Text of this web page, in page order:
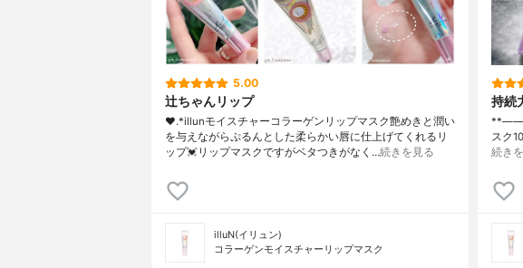
5.00
辻ちゃんリップ
❤︎.*⁡illunモイスチャーコラーゲンリップマスク⁡艶めきと潤い
を与えながらぷるんとした柔らかい唇に仕上げてくれるリ
ップ💓⁡リップマスクですがベタつきがなく…続きを見る
illuN(イリュン)
コラーゲンモイスチャーリップマスク
持続
スク⁡
続き